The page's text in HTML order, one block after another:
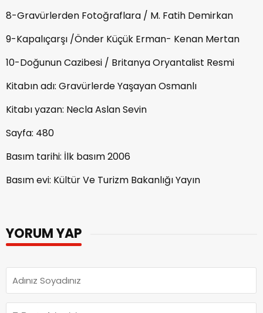
8-Gravürlerden Fotoğraflara / M. Fatih Demirkan
9-Kapalıçarşı /Önder Küçük Erman- Kenan Mertan
10-Doğunun Cazibesi / Britanya Oryantalist Resmi
Kitabın adı: Gravürlerde Yaşayan Osmanlı
Kitabı yazan: Necla Aslan Sevin
Sayfa: 480
Basım tarihi: İlk basım 2006
Basım evi: Kültür Ve Turizm Bakanlığı Yayın
YORUM YAP